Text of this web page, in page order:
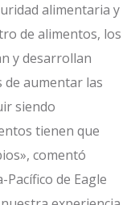
alimentaria y
de alimentos, los
y desarrollan
aumentar las
siendo
tienen que
comentó
de Eagle